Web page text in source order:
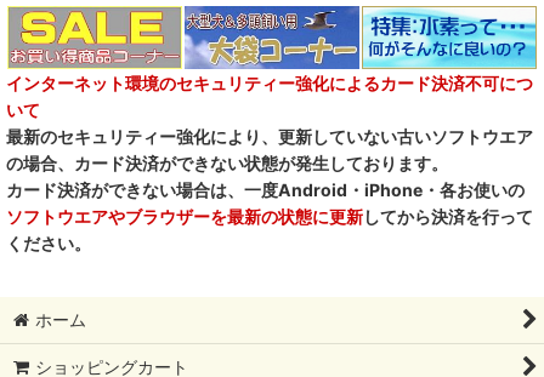
インターネット環境のセキュリティー強化によるカード決済不可につ
いて
最新のセキュリティー強化により、更新していない古いソフトウエア
の場合、カード決済ができない状態が発生しております。
カード決済ができない場合は、一度Android・iPhone・各お使いの
ソフトウエアやブラウザーを最新の状態に更新してから決済を行って
ください。
ホーム
ショッピングカート